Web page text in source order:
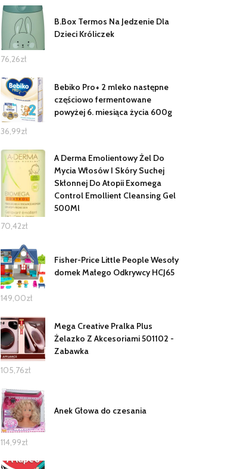
B.Box Termos Na Jedzenie Dla
Dzieci Króliczek
76,26zł
Bebiko Pro+ 2 mleko następne
częściowo fermentowane
powyżej 6. miesiąca życia 600g
36,99zł
A Derma Emolientowy Żel Do
Mycia Włosów I Skóry Suchej
Skłonnej Do Atopii Exomega
Control Emollient Cleansing Gel
500Ml
70,42zł
Fisher-Price Little People Wesoły
domek Małego Odkrywcy HCJ65
149,00zł
Mega Creative Pralka Plus
Żelazko Z Akcesoriami 501102 -
Zabawka
105,76zł
Anek Głowa do czesania
114,99zł